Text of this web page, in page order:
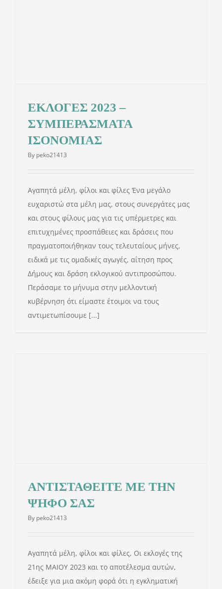
ΕΚΛΟΓΕΣ 2023 –
ΣΥΜΠΕΡΑΣΜΑΤΑ
ΙΣΟΝΟΜΙΑΣ
By peko21413
Αγαπητά μέλη, φίλοι και φίλες Ένα μεγάλο
ευχαριστώ στα μέλη μας, στους συνεργάτες μας
και στους φίλους μας για τις υπέρμετρες και
επιτυχημένες προσπάθειες και δράσεις που
πραγματοποιήθηκαν τους τελευταίους μήνες,
ειδικά με τις ομαδικές αγωγές, αίτηση προς
Δήμους και δράση εκλογικού αντιπροσώπου.
Περάσαμε το μήνυμα στην μελλοντική
κυβέρνηση ότι είμαστε έτοιμοι να τους
αντιμετωπίσουμε [...]
ΑΝΤΙΣΤΑΘΕΙΤΕ ΜΕ ΤΗΝ
ΨΗΦΟ ΣΑΣ
By peko21413
Αγαπητά μέλη, φίλοι και φίλες, Οι εκλογές της
21ης ΜΑΙΟΥ 2023 και το αποτέλεσμα αυτών,
έδειξε για μια ακόμη φορά ότι η εγκληματική